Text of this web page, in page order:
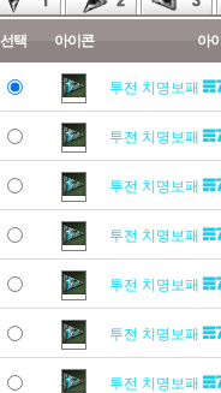
선택 아이콘 아
투전 치명보패
투전 치명보패
투전 치명보패
투전 치명보패
투전 치명보패
투전 치명보패
투전 치명보패